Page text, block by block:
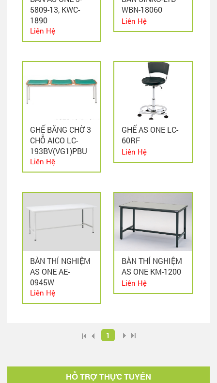
5809-13, KWC-
1890
Liên Hệ
WBN-18060
Liên Hệ
GHẾ BĂNG CHỜ 3
CHỖ AICO LC-
193BV(VG1)PBU
Liên Hệ
GHẾ AS ONE LC-
60RF
Liên Hệ
BÀN THÍ NGHIỆM
AS ONE AE-
0945W
Liên Hệ
BÀN THÍ NGHIỆM
AS ONE KM-1200
Liên Hệ
1
HỖ TRỢ THỰC TUYẾN